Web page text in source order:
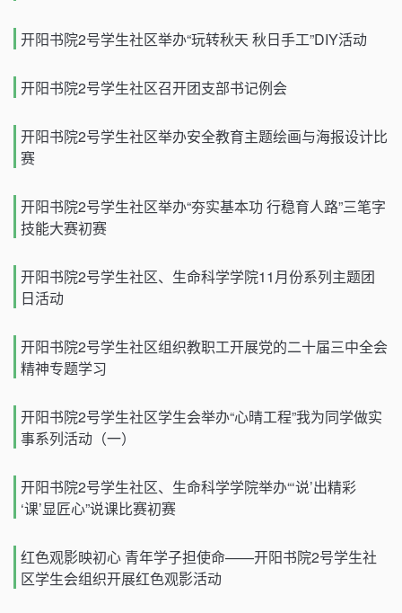
开阳书院2号学生社区举办“玩转秋天 秋日手工”DIY活动
开阳书院2号学生社区召开团支部书记例会
开阳书院2号学生社区举办安全教育主题绘画与海报设计比
赛
开阳书院2号学生社区举办“夯实基本功 行稳育人路”三笔字
技能大赛初赛
开阳书院2号学生社区、生命科学学院11月份系列主题团
日活动
开阳书院2号学生社区组织教职工开展党的二十届三中全会
精神专题学习
开阳书院2号学生社区学生会举办“心晴工程”我为同学做实
事系列活动（一）
开阳书院2号学生社区、生命科学学院举办“‘说’出精彩
‘课’显匠心”说课比赛初赛
红色观影映初心 青年学子担使命——开阳书院2号学生社
区学生会组织开展红色观影活动